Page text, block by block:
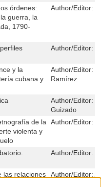
órdenes:
guerra, la
1790-
Author/Editor:
Author/Editor:
y la
cubana y
Author/Editor:
Ramírez
Author/Editor:
Guizado
de la
violenta y
Author/Editor:
Author/Editor:
las relaciones
Author/Editor: